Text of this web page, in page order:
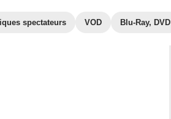
spectateurs VOD Blu-Ray, DVD